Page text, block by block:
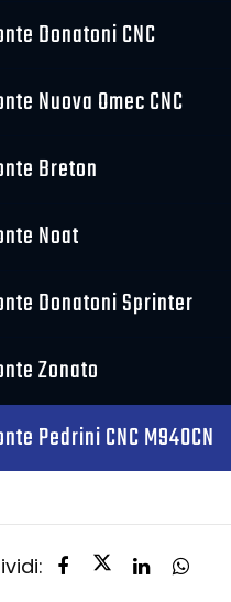
Donatoni CNC
Nuova Omec CNC
Breton
Noat
Donatoni Sprinter
Zonato
Pedrini CNC M940CN